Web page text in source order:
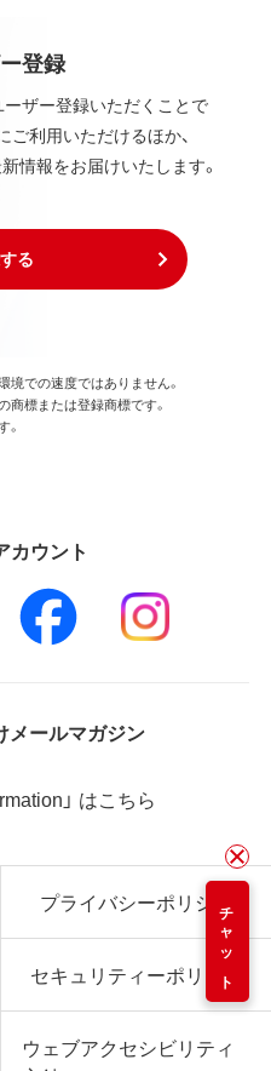
登録
ザー登録いただくことで
利用いただけるほか、
情報をお届けいたします。
る
チャット
での速度ではありません。
標または登録商標です。
。
カウント
メールマガジン
」 はこちら
プライバシーポリシー
セキュリティーポリシー
ウェブアクセシビリティ